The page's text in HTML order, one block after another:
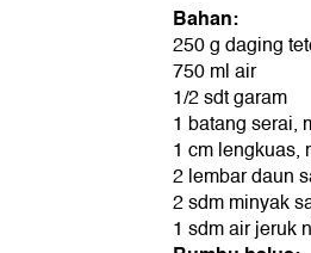
Bahan:
250 g daging
750 ml air
1/2 sdt garam
1 batang serai,
1 cm lengkuas,
2 lembar daun
2 sdm minyak
1 sdm air jeruk